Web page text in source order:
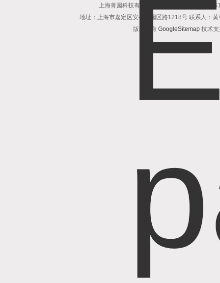
上海菁园科技有限公司专业提供轴流风机
地址：上海市嘉定区安亭镇园区路1218号 联系人：
版权所有 GoogleSitemap技术支